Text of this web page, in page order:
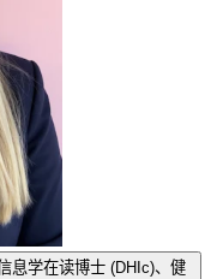
息学在读博士 (DHIc)、健